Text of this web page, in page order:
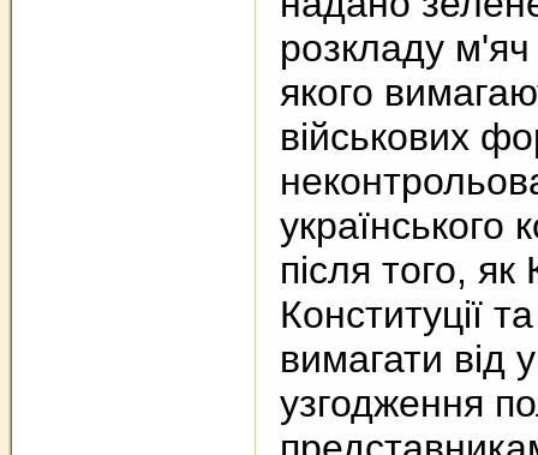
розкладу
якого
військових
українського
після того,
Конституції
вимагати від
узгодження